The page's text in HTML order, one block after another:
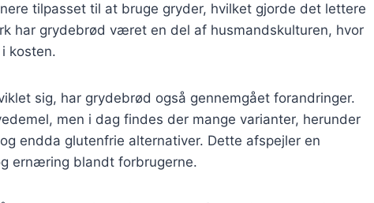
tilpasset til at bruge gryder, hvilket gjorde det lettere
har grydebrød været en del af husmandskulturen, hvor
kosten.
sig, har grydebrød også gennemgået forandringer.
men i dag findes der mange varianter, herunder
endda glutenfrie alternativer. Dette afspejler en
ernæring blandt forbrugerne.